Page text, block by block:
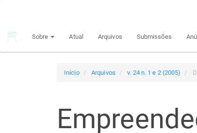
principal
Sobre Atual Arquivos Submissões
Início Arquivos v. 24 n. 1 e 2 (2005)